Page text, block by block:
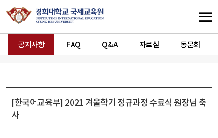
공지사항 FAQ Q&A 자료실 동문회
[한국어교육부] 2021 겨울학기 정규과정 수료식 원장님 축
사